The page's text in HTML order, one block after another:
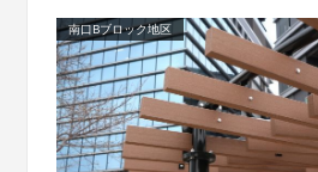
南口Bブロック地区